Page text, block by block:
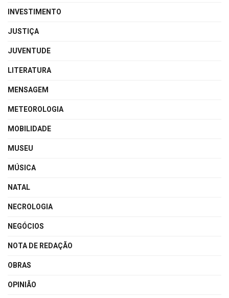
INVESTIMENTO
JUSTIÇA
JUVENTUDE
LITERATURA
MENSAGEM
METEOROLOGIA
MOBILIDADE
MUSEU
MÚSICA
NATAL
NECROLOGIA
NEGÓCIOS
NOTA DE REDAÇÃO
OBRAS
OPINIÃO